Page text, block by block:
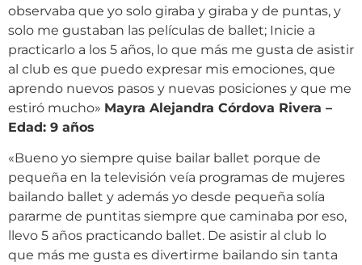
observaba que yo solo giraba y giraba y de puntas, y
solo me gustaban las películas de ballet; Inicie a
practicarlo a los 5 años, lo que más me gusta de asistir
al club es que puedo expresar mis emociones, que
aprendo nuevos pasos y nuevas posiciones y que me
estiró mucho» Mayra Alejandra Córdova Rivera –
Edad: 9 años
«Bueno yo siempre quise bailar ballet porque de
pequeña en la televisión veía programas de mujeres
bailando ballet y además yo desde pequeña solía
pararme de puntitas siempre que caminaba por eso,
llevo 5 años practicando ballet. De asistir al club lo
que más me gusta es divertirme bailando sin tanta